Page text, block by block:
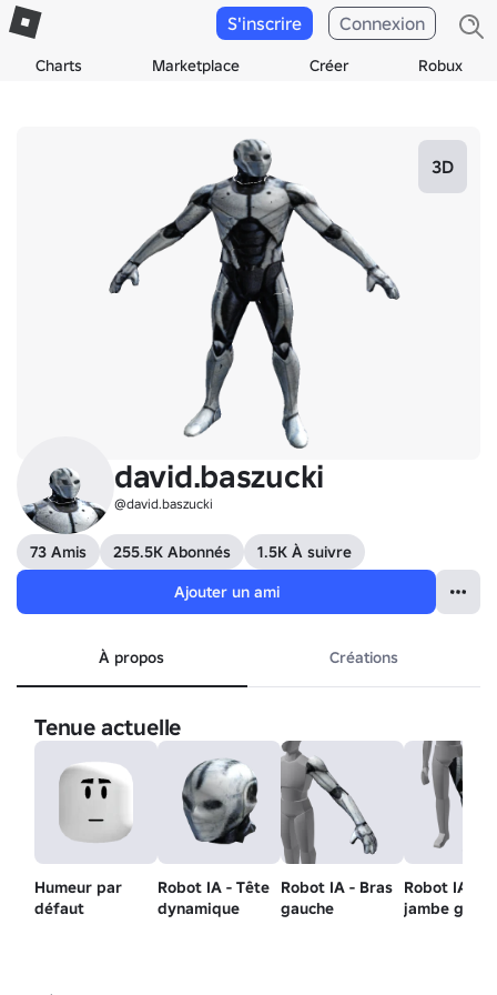
Charts Marketplace Créer Robux
S'inscrire Connexion
3D
david.baszucki
@david.baszucki
73 Amis 255.5K Abonnés
1.5K À suivre
Ajouter un ami
À propos Créations
Tenue actuelle
Humeur par
défaut
Robot IA - Tête
dynamique
Robot IA - Bras
gauche
Robot IA -
jambe